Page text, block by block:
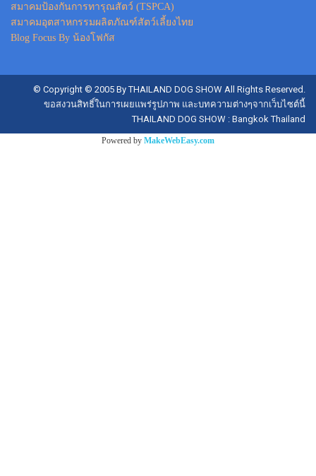
สมาคมป้องกันการทารุณสัตว์ (TSPCA)
สมาคมอุตสาหกรรมผลิตภัณฑ์สัตว์เลี้ยงไทย
Blog Focus By น้องโฟกัส
© Copyright © 2005 By THAILAND DOG SHOW All Rights Reserved.
ขอสงวนสิทธิ์ในการเผยแพร่รูปภาพ และบทความต่างๆจากเว็บไซต์นี้
THAILAND DOG SHOW : Bangkok Thailand
Powered by MakeWebEasy.com